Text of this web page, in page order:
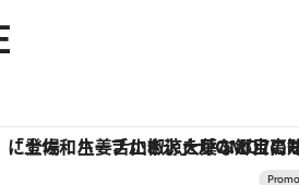
き氷」がOMO7高知に登場！生姜、山椒、大葉など目にも舌にも涼を呼ぶ郷土の味